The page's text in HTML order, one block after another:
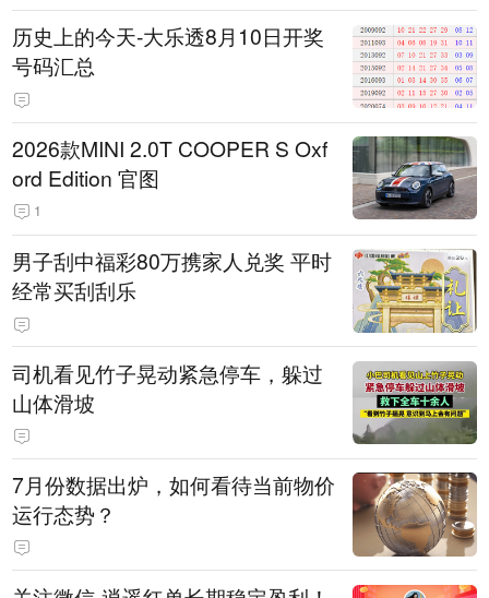
历史上的今天-大乐透8月10日开奖
号码汇总
2026款MINI 2.0T COOPER S Oxf
ord Edition 官图
1
男子刮中福彩80万携家人兑奖 平时
经常买刮刮乐
司机看见竹子晃动紧急停车，躲过
山体滑坡
7月份数据出炉，如何看待当前物价
运行态势？